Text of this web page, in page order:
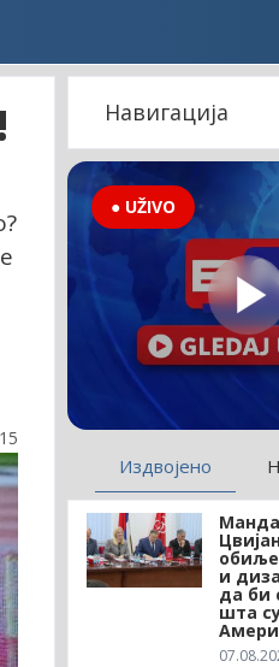
Навигација
● UŽIVO
Издвојено
и
да би
шта